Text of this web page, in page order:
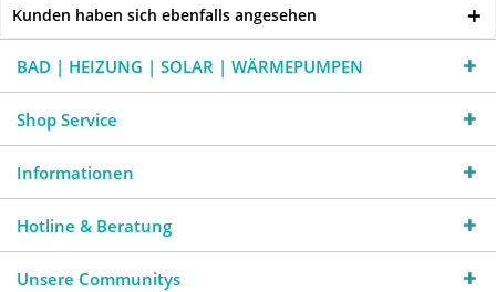
Kunden haben sich ebenfalls angesehen
BAD | HEIZUNG | SOLAR | WÄRMEPUMPEN
Shop Service
Informationen
Hotline & Beratung
Unsere Communitys